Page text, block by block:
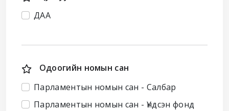
ДАА
Одоогийн номын сан
Парламентын номын сан - Салбар
Парламентын номын сан - Үндсэн фонд